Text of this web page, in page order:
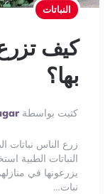
النباتات
كيف تزرع
بها؟
Posted
By
كتبت بواسطة
زرع الناس نباتات
النباتات الطبية
يزرعونها في
نبات…